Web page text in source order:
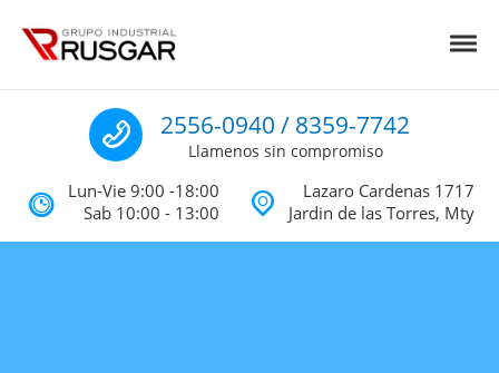
Impermeabilizantes y Aislantes
Llamenos
2556-0940 / 8359-7742
Llamenos sin compromiso
Lun-Vie 9:00 -18:00
Sab 10:00 - 13:00
Lazaro Cardenas 1717
Jardin de las Torres, Mty